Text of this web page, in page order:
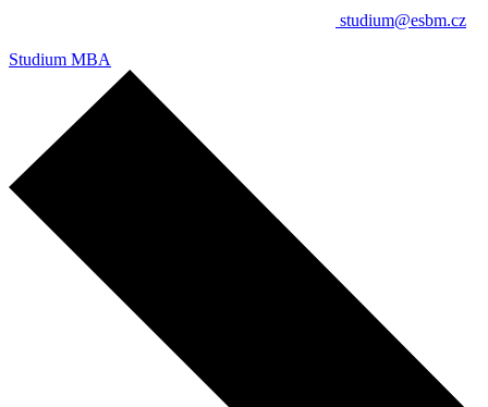
studium@esbm.cz
Studium MBA